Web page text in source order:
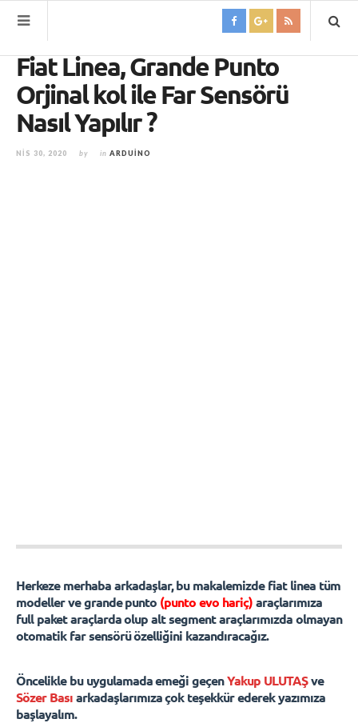
Fiat Linea, Grande Punto
Orjinal kol ile Far Sensörü
Nasıl Yapılır ?
NIS 30, 2020 by in ARDUINO
Herkeze merhaba arkadaşlar, bu makalemizde fiat linea tüm
modeller ve grande punto (punto evo hariç)araçlarımıza
full paket araçlarda olup alt segment araçlarımızda olmayan
otomatik far sensörü özelliğini kazandıracağız.
Öncelikle bu uygulamada emeği geçenYakup ULUTAŞve
Sözer Basıarkadaşlarımıza çok teşekkür ederek yazımıza
başlayalım.